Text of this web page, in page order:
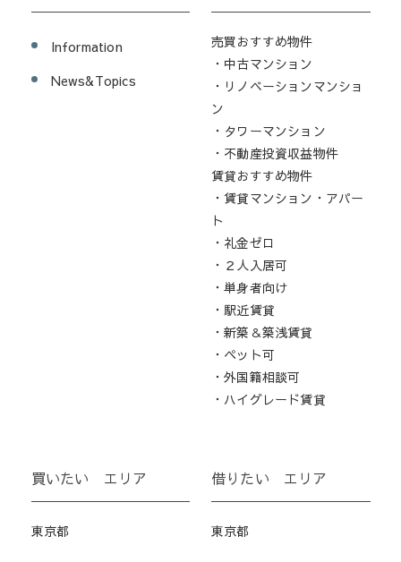
Information
News&Topics
売買おすすめ物件
・中古マンション
・リノベーションマンショ
ン
・タワーマンション
・不動産投資収益物件
賃貸おすすめ物件
・賃貸マンション・アパー
ト
・礼金ゼロ
・２人入居可
・単身者向け
・駅近賃貸
・新築＆築浅賃貸
・ペット可
・外国籍相談可
・ハイグレード賃貸
買いたい エリア
東京都
借りたい エリア
東京都